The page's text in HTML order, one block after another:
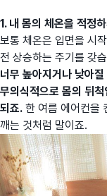
1. 내 몸의 체온을 적정
보통 체온은 입면을 시
전 상승하는 주기를 갖
너무 높아지거나 낮아
무의식적으로 몸의 뒤
되죠. 한 여름 에어컨을
깨는 것처럼 말이죠.